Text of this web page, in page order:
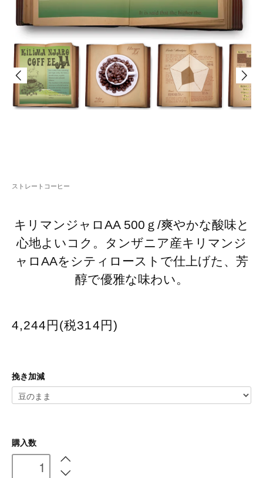
ストレートコーヒー
キリマンジャロAA 500ｇ/爽やかな酸味と
心地よいコク。タンザニア産キリマンジ
ャロAAをシティローストで仕上げた、芳
醇で優雅な味わい。
4,244円(税314円)
挽き加減
購入数